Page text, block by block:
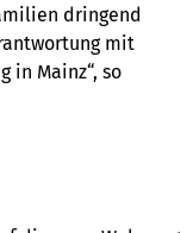
dringend
mit
in Mainz“, so